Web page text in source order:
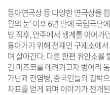
동아연극상 등 다양한 연극상을
월의 눈' 이후 6년 만에 국립극단
방 직후, 만주에서 생계를 이어가
돌아가기 위해 전재민 구제소에
며 살아간다. 다른 한편 위안소를
긴 미즈코를 데려가고자 벙어리
가난과 전염병, 중국인들의 핍박
차표를 얻게 되며 이야기가 전개